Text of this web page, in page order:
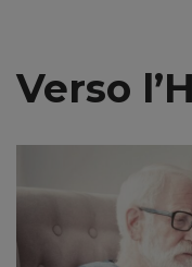
al
Verso